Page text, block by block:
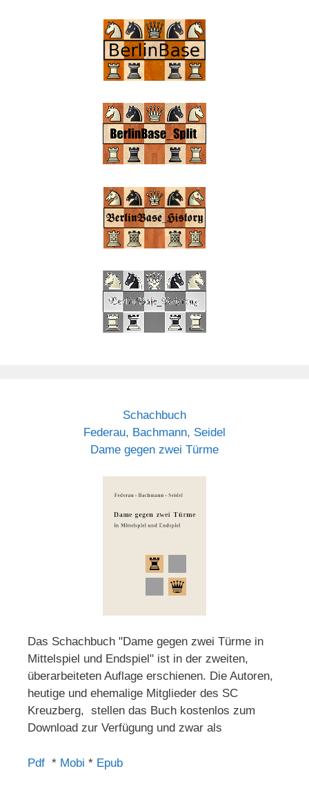
Schachbuch
Federau, Bachmann, Seidel
Dame gegen zwei Türme
Das Schachbuch "Dame gegen zwei Türme in
Mittelspiel und Endspiel" ist in der zweiten,
überarbeiteten Auflage erschienen. Die Autoren,
heutige und ehemalige Mitglieder des SC
Kreuzberg, stellen das Buch kostenlos zum
Download zur Verfügung und zwar als
Pdf * Mobi * Epub